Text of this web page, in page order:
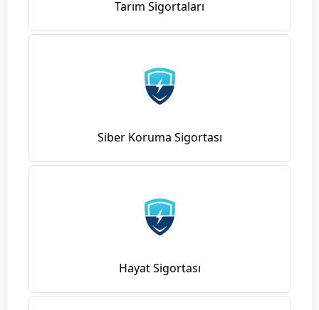
Tarım Sigortaları
Siber Koruma Sigortası
Hayat Sigortası